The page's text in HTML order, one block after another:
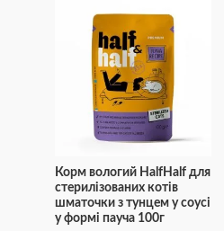
Корм вологий HalfHalf для
стерилізованих котів
шматочки з тунцем у соусі
у формі пауча 100г